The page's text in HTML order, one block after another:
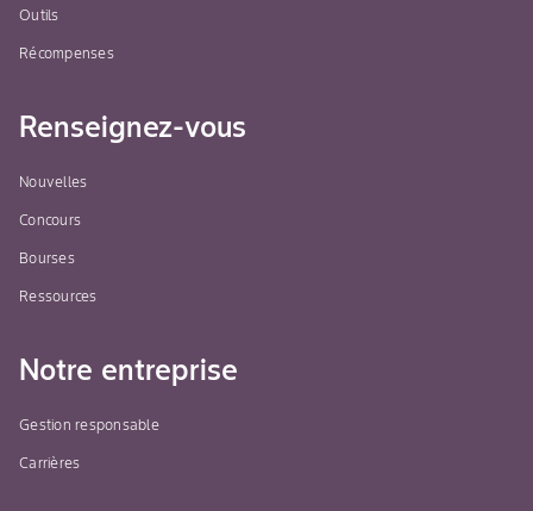
Outils
Récompenses
Renseignez-vous
Nouvelles
Concours
Bourses
Ressources
Notre entreprise
Gestion responsable
Carrières